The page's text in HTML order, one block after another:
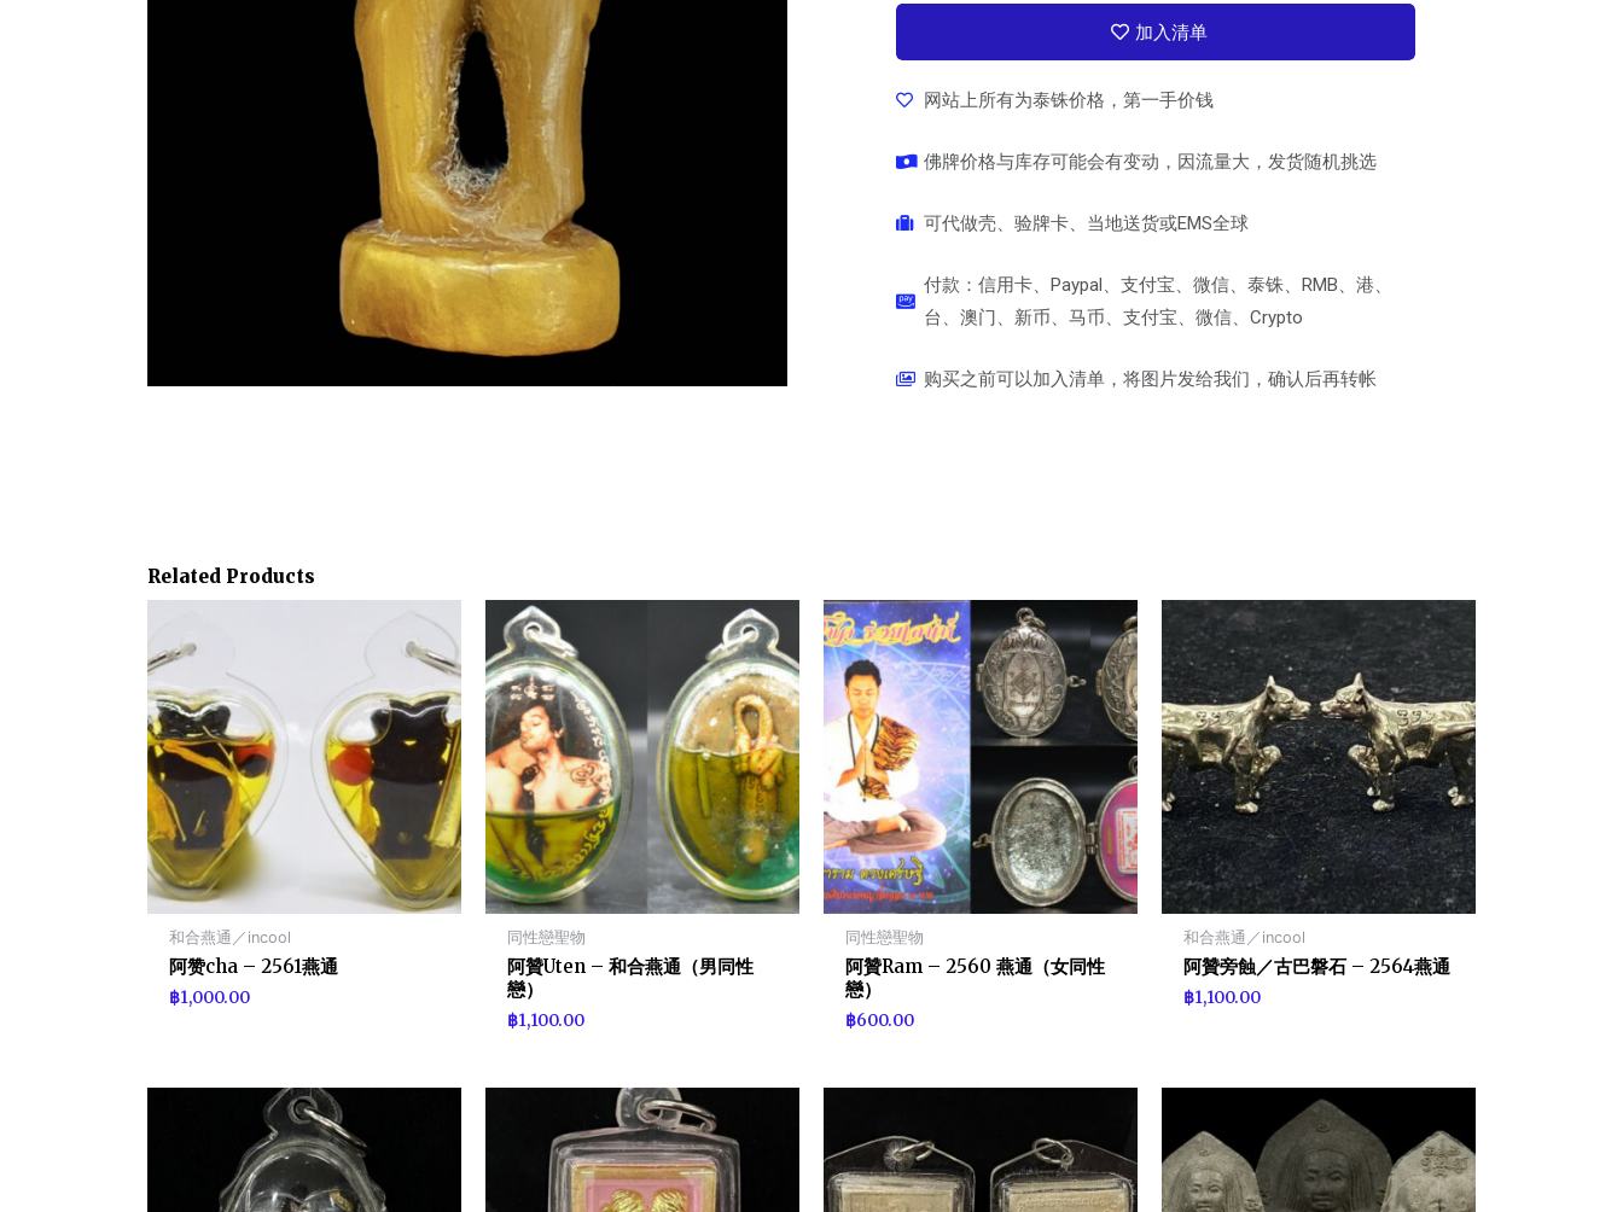
加入清单
网站上所有为泰铢价格，第一手价钱
佛牌价格与库存可能会有变动，因流量大，发货随机挑选
可代做壳、验牌卡、当地送货或EMS全球
付款：信用卡、Paypal、支付宝、微信、泰铢、RMB、港、
台、澳门、新币、马币、支付宝、微信、Crypto
购买之前可以加入清单，将图片发给我们，确认后再转帐
Related Products
和合燕通／incool
阿赞cha – 2561燕通
฿1,000.00
同性戀聖物
阿贊Uten – 和合燕通（男同性
戀）
฿1,100.00
同性戀聖物
阿贊Ram – 2560 燕通（女同性
戀）
฿600.00
和合燕通／incool
阿贊旁蝕／古巴磐石 – 2564燕通
฿1,100.00